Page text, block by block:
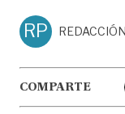
RP
COMPARTE